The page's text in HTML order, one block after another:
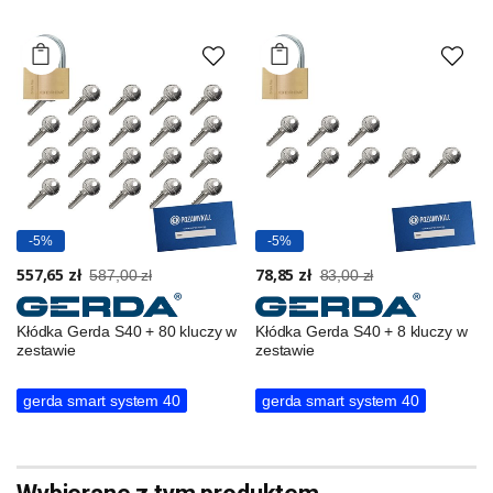
-5%
557,65 zł 587,00 zł
Kłódka Gerda S40 + 80 kluczy w
zestawie
gerda smart system 40
-5%
78,85 zł 83,00 zł
Kłódka Gerda S40 + 8 kluczy w
zestawie
gerda smart system 40